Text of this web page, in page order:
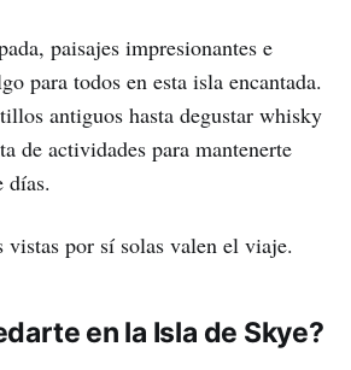
paisajes impresionantes e
para todos en esta isla encantada.
antiguos hasta degustar whisky
de actividades para mantenerte
días.
vistas por sí solas valen el viaje.
en la Isla de Skye?